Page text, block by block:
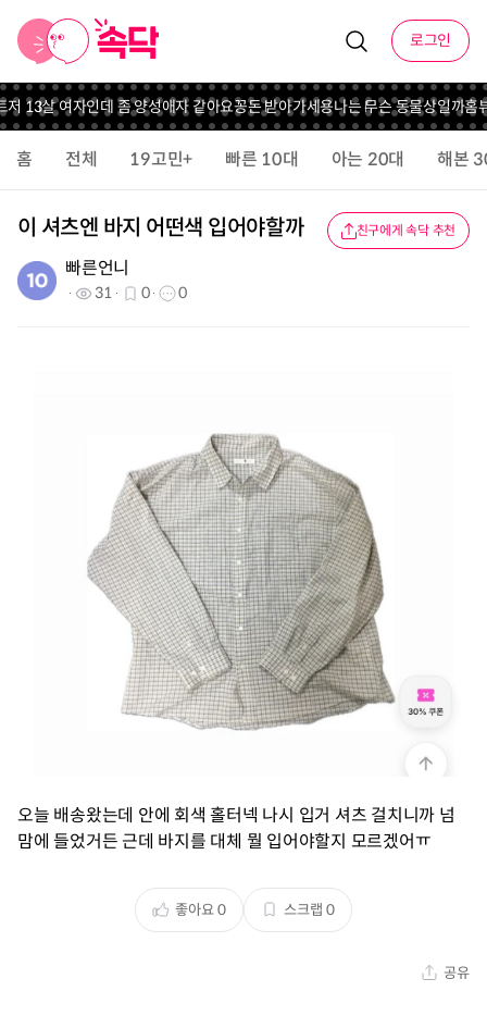
로그인
저 13살 여자인데 좀 양성애자 같아요꽁돈 받아가세용나는 무슨 동물상일까홈
홈 전체 19고민+ 빠른 10대 아는 20대 해본
이 셔츠엔 바지 어떤색 입어야할까 친구에게 속닥 추천
빠른언니
31 0 0
오늘 배송왔는데 안에 회색 홀터넥 나시 입거 셔츠 걸치니까 넘
맘에 들었거든 근데 바지를 대체 뭘 입어야할지 모르겠어ㅠ
좋아요0 스크랩 0
공유